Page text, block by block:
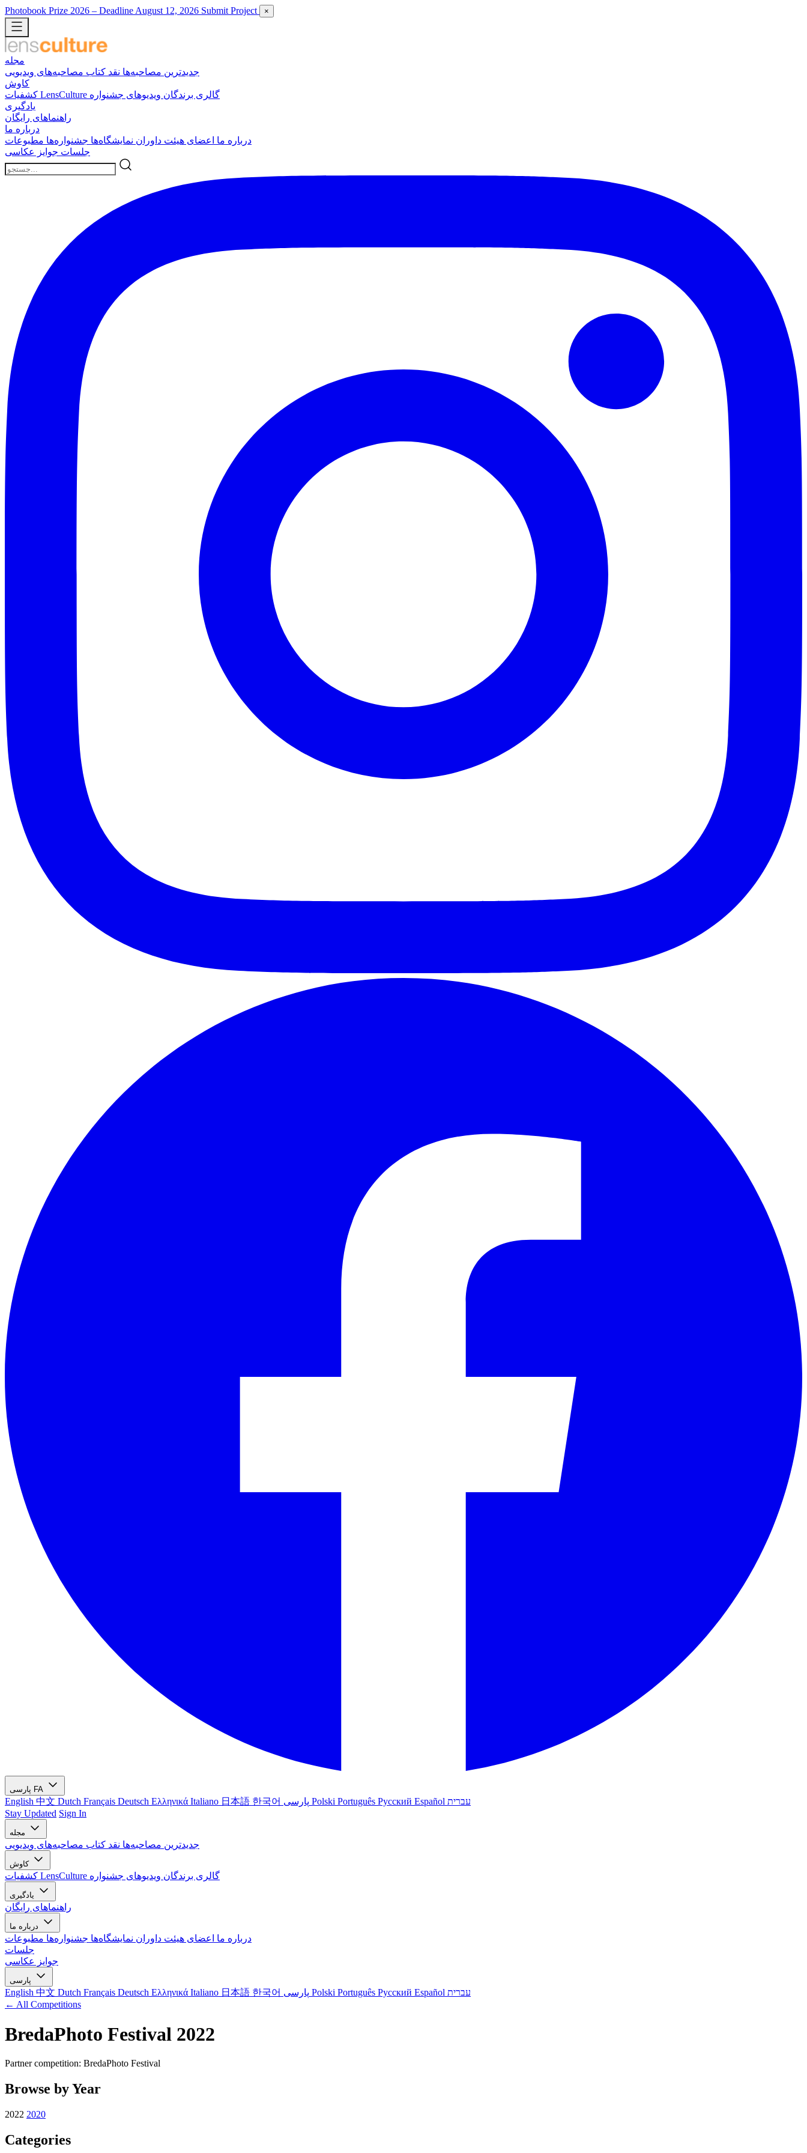
Photobook Prize 2026 – Deadline August 12, 2026 Submit Project ×
مجله
جدیدترین مصاحبه‌ها نقد کتاب مصاحبه‌های ویدیویی
کاوش
کشفیات LensCulture
گالری برندگان ویدیوهای جشنواره
یادگیری
راهنماهای رایگان
درباره ما
درباره ما
اعضای هیئت داوران نمایشگاه‌ها جشنواره‌ها مطبوعات
جلسات جوایز عکاسی
پارسی FA
English 中文 Dutch Français Deutsch Ελληνικά Italiano 日本語 한국어 Polski Português Русский Español עברית
Stay Updated Sign In
مجله
جدیدترین مصاحبه‌ها نقد کتاب مصاحبه‌های ویدیویی
کاوش
کشفیات LensCulture گالری برندگان ویدیوهای جشنواره
یادگیری
راهنماهای رایگان
درباره ما
درباره ما اعضای هیئت داوران نمایشگاه‌ها جشنواره‌ها مطبوعات
جلسات
جوایز عکاسی
English 中文 Dutch Français Deutsch Ελληνικά Italiano 日本語 한국어 Polski Português Русский Español עברית
← All Competitions
BredaPhoto Festival 2022
Partner competition: BredaPhoto Festival
Browse by Year
2022 2020
Categories